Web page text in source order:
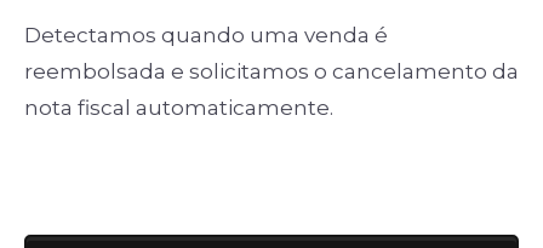
Detectamos quando uma venda é
reembolsada e solicitamos o cancelamento da
nota fiscal automaticamente.